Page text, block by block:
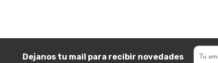
Dejanos tu mail para recibir novedades